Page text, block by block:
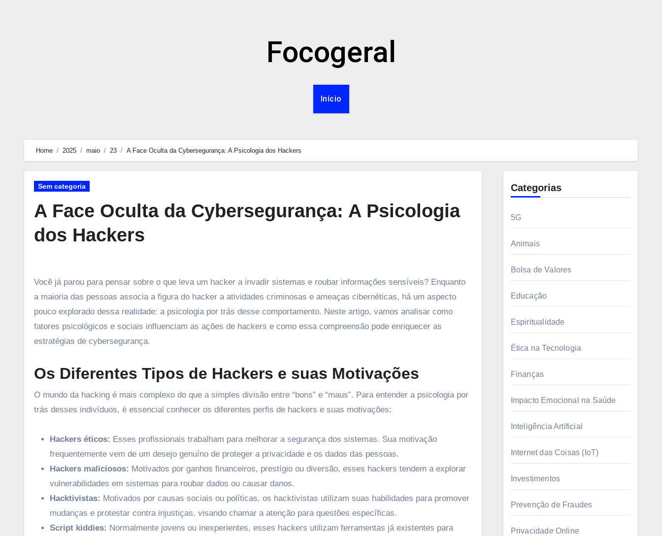
Focogeral
Início
Home 2025 maio 23 A Face Oculta da Cybersegurança: A Psicologia dos Hackers
Sem categoria
A Face Oculta da Cybersegurança: A Psicologia
dos Hackers
Você já parou para pensar sobre o que leva um hacker a invadir sistemas e roubar informações sensíveis? Enquanto
a maioria das pessoas associa a figura do hacker a atividades criminosas e ameaças cibernéticas, há um aspecto
pouco explorado dessa realidade: a psicologia por trás desse comportamento. Neste artigo, vamos analisar como
fatores psicológicos e sociais influenciam as ações de hackers e como essa compreensão pode enriquecer as
estratégias de cybersegurança.
Os Diferentes Tipos de Hackers e suas Motivações
O mundo da hacking é mais complexo do que a simples divisão entre “bons” e “maus”. Para entender a psicologia por
trás desses indivíduos, é essencial conhecer os diferentes perfis de hackers e suas motivações:
Hackers éticos: Esses profissionais trabalham para melhorar a segurança dos sistemas. Sua motivação
frequentemente vem de um desejo genuíno de proteger a privacidade e os dados das pessoas.
Hackers maliciosos: Motivados por ganhos financeiros, prestígio ou diversão, esses hackers tendem a explorar
vulnerabilidades em sistemas para roubar dados ou causar danos.
Hacktivistas: Motivados por causas sociais ou políticas, os hacktivistas utilizam suas habilidades para promover
mudanças e protestar contra injustiças, visando chamar a atenção para questões específicas.
Script kiddies: Normalmente jovens ou inexperientes, esses hackers utilizam ferramentas já existentes para
Categorias
5G
Animais
Bolsa de Valores
Educação
Espiritualidade
Ética na Tecnologia
Finanças
Impacto Emocional na Saúde
Inteligência Artificial
Internet das Coisas (IoT)
Investimentos
Prevenção de Fraudes
Privacidade Online